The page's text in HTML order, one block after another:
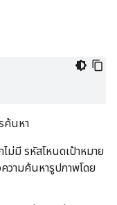
ค้นหา
ม่มี รหัสโหนดเป้าหมาย
วามค้นหารูปภาพโดย